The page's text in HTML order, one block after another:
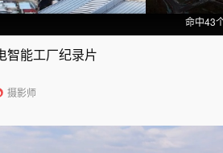
命中43
智能工厂纪录片
摄影师